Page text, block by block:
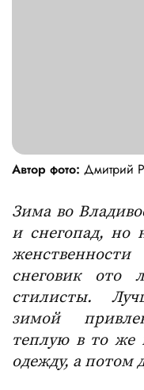
Автор фото: Дмитрий
Зима во
и снегопад, но
снеговик ото
стилисты.
зимой
теплую в то же
одежду, а потом